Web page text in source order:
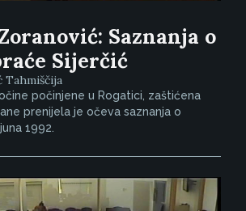
Saznanja o
Sijerčić
Tahmiščija
počinjene u Rogatici, zaštićena
prenijela je očeva saznanja o
1992.